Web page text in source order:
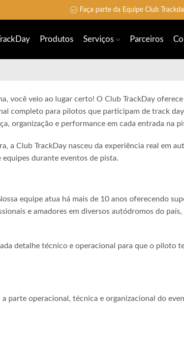
Faça parte da Equipe Club
Produtos Serviços Parceiros
você veio ao lugar certo! O Club TrackDay
completo para pilotos que participam de track
organização e performance em cada entrada na
a Club TrackDay nasceu da experiência real em
durante eventos de pista.
equipe atua há mais de 10 anos oferecendo
e amadores em diversos autódromos do
detalhe técnico e operacional para que o piloto
parte operacional, técnica e organizacional do